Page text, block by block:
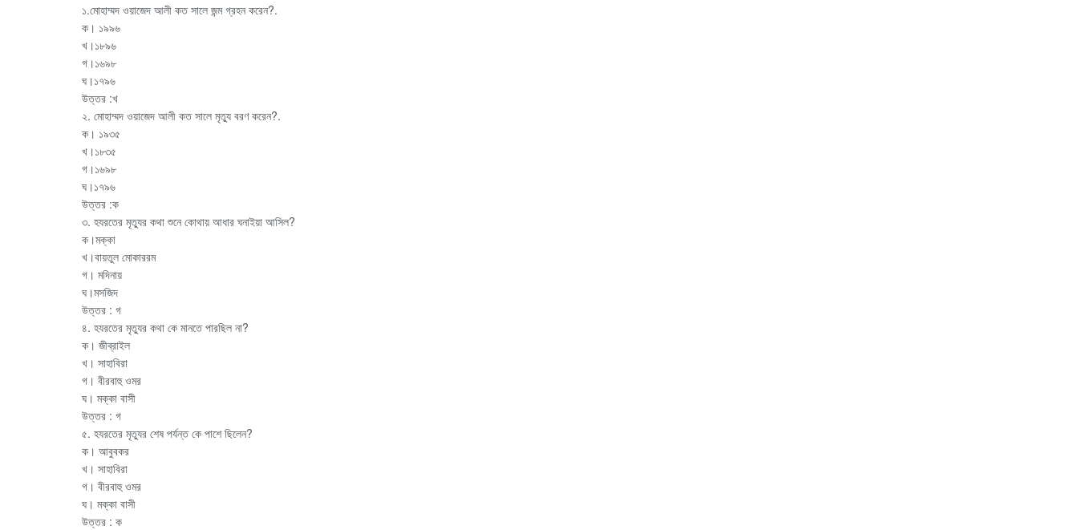
১.মোহাম্মদ ওয়াজেদ আলী কত সালে জন্ম গ্রহন করেন?.
ক। ১৯৯৬
খ।১৮৯৬
গ।১৬৯৮
ঘ।১৭৯৬
উত্তর :খ
২. মোহাম্মদ ওয়াজেদ আলী কত সালে মৃত্যু বরণ করেন?.
ক। ১৯৩৫
খ।১৮৩৫
গ।১৬৯৮
ঘ।১৭৯৬
উত্তর :ক
৩. হযরতের মৃত্যুর কথা শুনে কোথায় আধার ঘনাইয়া আসিল?
ক।মক্কা
খ।বায়তুল মোকাররম
গ। মদিনায়
ঘ।মসজিদ
উত্তর : গ
৪. হযরতের মৃত্যুর কথা কে মানতে পারছিল না?
ক। জীব্রাইল
খ। সাহাবিরা
গ। বীরবাহু ওমর
ঘ। মক্কা বাসী
উত্তর : গ
৫. হযরতের মৃত্যুর শেষ পর্যন্ত কে পাশে ছিলেন?
ক। আবুবকর
খ। সাহাবিরা
গ। বীরবাহু ওমর
ঘ। মক্কা বাসী
উত্তর : ক